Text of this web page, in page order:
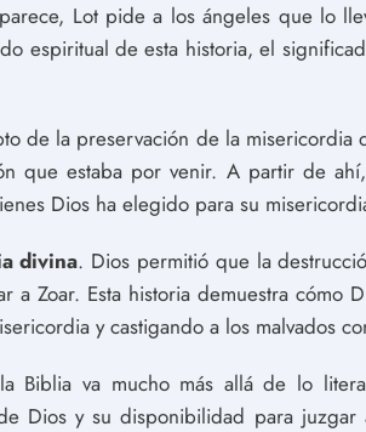
Lot pide a los ángeles que lo
espiritual de esta historia, el
de la preservación de la misericordia
que estaba por venir. A partir de
Dios ha elegido para su
divina. Dios permitió que la
a Zoar. Esta historia demuestra
y castigando a los malvados
Biblia va mucho más allá de lo
Dios y su disponibilidad para